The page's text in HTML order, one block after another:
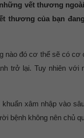
vết thương
thương của bạn
nào đó cơ thể sẽ có
trở lại. Tuy nhiên
xâm nhập vào
bệnh không nên chủ